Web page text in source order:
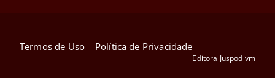
Termos de Uso Política de Privacidade
Editora Juspodivm